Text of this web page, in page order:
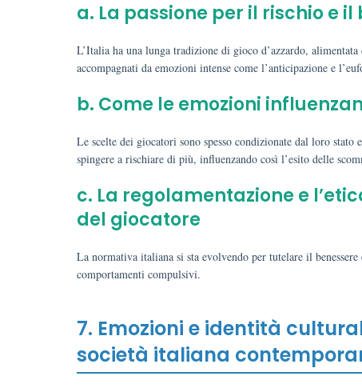
a. La passione per il rischio e
L’Italia ha una lunga tradizione di gioco d’azzardo,
accompagnati da emozioni intense come l’anticipazione e
b. Come le emozioni
Le scelte dei giocatori sono spesso condizionate dal loro
spingere a rischiare di più, influenzando così l’esito delle
c. La regolamentazione e
del giocatore
La normativa italiana si sta evolvendo per tutelare il
comportamenti compulsivi.
7. Emozioni e identità
società italiana